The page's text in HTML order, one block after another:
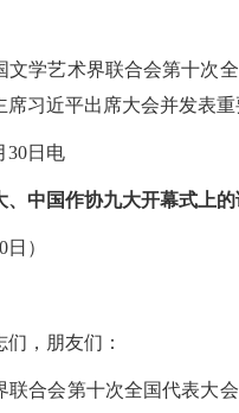
学艺术界联合会第十次全
席习近平出席大会并发表
日电
、中国作协九大开幕式上
）
，朋友们：
会第十次全国代表大会